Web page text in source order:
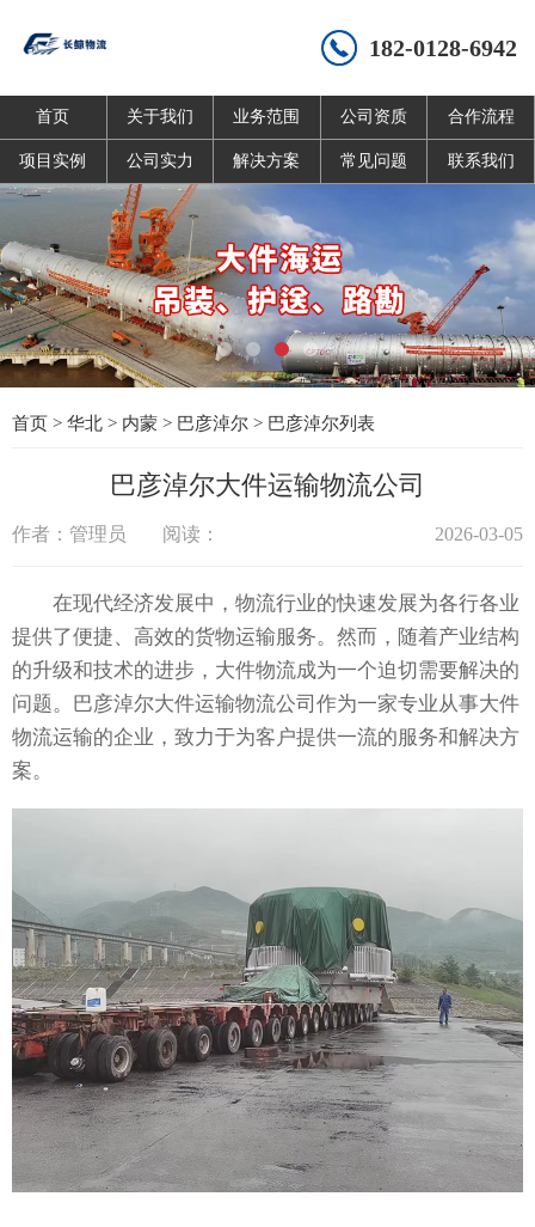
182-0128-6942
首页 关于我们 业务范围 公司资质 合作流程
项目实例 公司实力 解决方案 常见问题 联系我们
首页 > 华北 > 内蒙 > 巴彦淖尔 > 巴彦淖尔列表
巴彦淖尔大件运输物流公司
作者：管理员 阅读： 2026-03-05
在现代经济发展中，物流行业的快速发展为各行各业
提供了便捷、高效的货物运输服务。然而，随着产业结构
的升级和技术的进步，大件物流成为一个迫切需要解决的
问题。巴彦淖尔大件运输物流公司作为一家专业从事大件
物流运输的企业，致力于为客户提供一流的服务和解决方
案。